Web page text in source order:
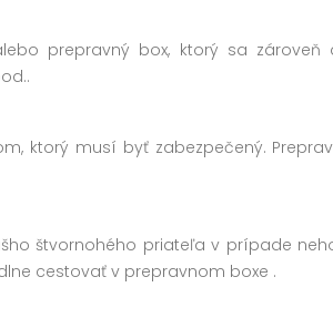
prepravný box, ktorý sa zároveň
ktorý musí byť zabezpečený.
štvornohého priateľa v prípade
cestovať v prepravnom boxe .